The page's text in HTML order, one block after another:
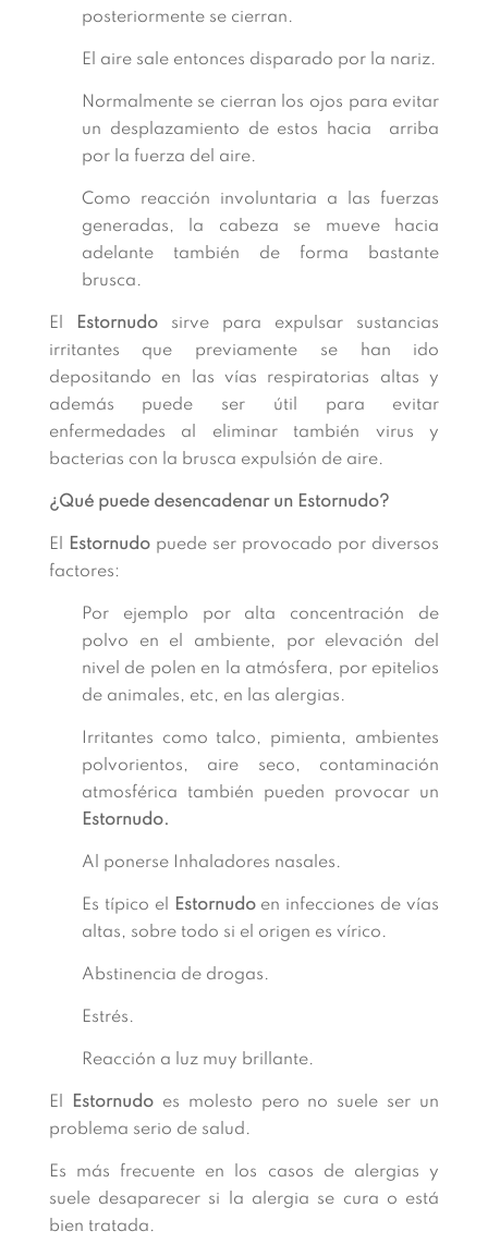
posteriormente se cierran.
El aire sale entonces disparado por la nariz.
Normalmente se cierran los ojos para evitar
un desplazamiento de estos hacia arriba
por la fuerza del aire.
Como reacción involuntaria a las fuerzas
generadas, la cabeza se mueve hacia
adelante también de forma bastante
brusca.
El Estornudosirve para expulsar sustancias
irritantes que previamente se han ido
depositando en las vías respiratorias altas y
además puede ser útil para evitar
enfermedades al eliminar también virus y
bacterias con la brusca expulsión de aire.
¿Qué puede desencadenar un Estornudo?
El Estornudopuede ser provocado por diversos
factores:
Por ejemplo por alta concentración de
polvo en el ambiente, por elevación del
nivel de polen en la atmósfera, por epitelios
de animales, etc, en las alergias.
Irritantes como talco, pimienta, ambientes
polvorientos, aire seco, contaminación
atmosférica también pueden provocar un
Estornudo.
Al ponerse Inhaladores nasales.
Es típico el Estornudoen infecciones de vías
altas, sobre todo si el origen es vírico.
Abstinencia de drogas.
Estrés.
Reacción a luz muy brillante.
El Estornudoes molesto pero no suele ser un
problema serio de salud.
Es más frecuente en los casos de alergias y
suele desaparecer si la alergia se cura o está
bien tratada.